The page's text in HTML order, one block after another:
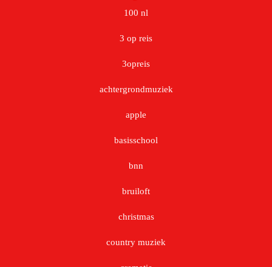
100 nl
3 op reis
3opreis
achtergrondmuziek
apple
basisschool
bnn
bruiloft
christmas
country muziek